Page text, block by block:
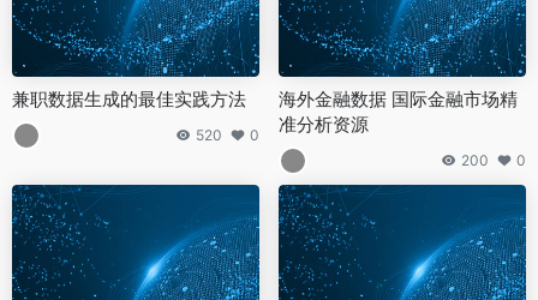
兼职数据生成的最佳实践方法
520 0
海外金融数据 国际金融市场精
准分析资源
200 0